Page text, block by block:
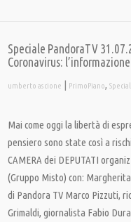
Speciale PandoraTV
Coronavirus:
umberto ascione | PrimoPiano,
Mai come oggi la libertà di
pensiero sono state così a
CAMERA dei DEPUTATI
(Gruppo Misto) con:
di Pandora TV Marco Pizzuti,
Grimaldi, giornalista Fabio